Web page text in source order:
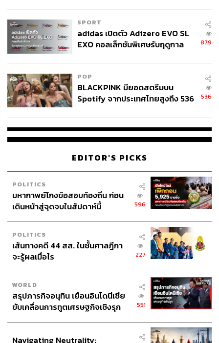
กลไกสู่ความสำเร็จ ต้องมีเจ้าภาพที่ชัดเจน และผู้นำ
จากประสบการณ์ของประเทศที่ทำสำเร็จ กลไกสำคัญ
ประกอบด้วย
Political Will และ Leadership ที่ชัดเจน ผู้นำต้องเข้ามา
สั่งการและมีเป้าหมายที่วัดผลได้ เช่น เกาหลีใต้ตั้งเป้า
หน่วยงานตรงกลางที่มีอำนาจกำกับและติดตาม เพื่อ
ประสานงานกับหน่วยงานภาครัฐต่างๆ
เครื่องมือในการติดตามความคืบหน้าและการสื่อสาร
สาธารณะ เพื่อสร้างการมีส่วนร่วมจากประชาชนและ
ภาคธุรกิจ
การบูรณาการความร่วมมือจากทุกภาคส่วน ไม่ใช่ต่าง
คนต่างทำ
รัฐบาลควรเป็นเจ้าภาพหลัก โดยมีหน่วยงานตรงกลาง เช่น
สำนักงานสภาพัฒนาการเศรษฐกิจและสังคมแห่งชาติ (ปยป.)
ที่มีอำนาจชัดเจนในการกำกับ ติดตาม และประสานงาน สิ่ง
สำคัญคือ ต้องมีผู้นำทั้งจากภาครัฐและเอกชนเข้ามามีส่วน
ร่วม เพื่อให้เสียงสะท้อนจากภาคเอกชนเกี่ยวกับกฎหมายที่
เป็นอุปสรรคได้รับการรับฟัง
SPORT
adidas เปิดตัว Adizero EVO SL
EXO คอลเล็กชันพิเศษรับฤดูกาล
879
POP
BLACKPINK มียอดสตรีมบน
Spotify จากประเทศไทยสูงถึง 536
536
EDITOR'S PICKS
POLITICS
มหากาพย์โกงข้อสอบท้องถิ่น ก่อน
เดินหน้าสู่จุดจบในสัปดาห์นี้
596
POLITICS
เส้นทางคดี 44 สส. ในชั้นศาลฎีกา
จะรู้ผลเมื่อไร
227
WORLD
สรุปภารกิจอนุทิน เยือนอินโดนีเซีย
ขับเคลื่อนการทูตเศรษฐกิจเชิงรุก
551
Navigating Neutrality: